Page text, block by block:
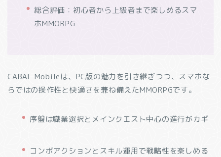
総合評価：初心者から上級者まで楽しめるスマ
ホMMORPG
CABAL Mobileは、PC版の魅力を引き継ぎつつ、スマホな
らではの操作性と快適さを兼ね備えたMMORPGです。
序盤は職業選択とメインクエスト中心の進行がカギ
コンボアクションとスキル運用で戦略性を楽しめる